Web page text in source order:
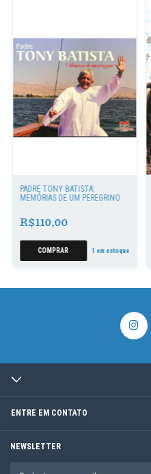
PADRE TONY BATISTA:
MEMÓRIAS DE UM PEREGRINO
R$110,00
1 em estoque
ENTRE EM CONTATO
NEWSLETTER